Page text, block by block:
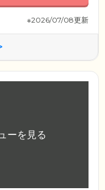
※2026/07/08更新